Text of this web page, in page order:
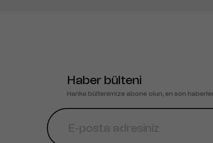
Haber bülteni
Harika bültenimize abone olun, en son